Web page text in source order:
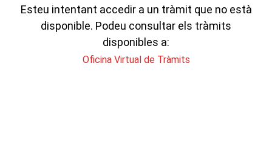
Esteu intentant accedir a un tràmit que no està
disponible. Podeu consultar els tràmits
disponibles a:
Oficina Virtual de Tràmits